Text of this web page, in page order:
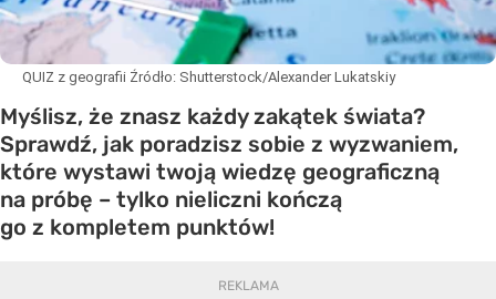
QUIZ z geografii Źródło: Shutterstock/Alexander Lukatskiy
Myślisz, że znasz każdy zakątek świata?
Sprawdź, jak poradzisz sobie z wyzwaniem,
które wystawi twoją wiedzę geograficzną
na próbę – tylko nieliczni kończą
go z kompletem punktów!